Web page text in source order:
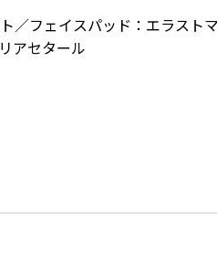
／フェイスパッド：エラス
アセタール